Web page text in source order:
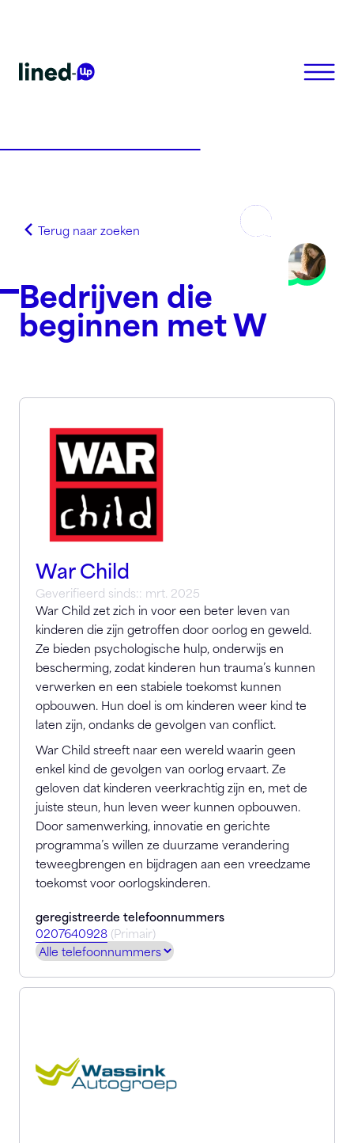
Terug naar zoeken
Bedrijven die
beginnen met W
War Child
Geverifieerd sinds:: mrt. 2025
War Child zet zich in voor een beter leven van
kinderen die zijn getroffen door oorlog en geweld.
Ze bieden psychologische hulp, onderwijs en
bescherming, zodat kinderen hun trauma’s kunnen
verwerken en een stabiele toekomst kunnen
opbouwen. Hun doel is om kinderen weer kind te
laten zijn, ondanks de gevolgen van conflict.
War Child streeft naar een wereld waarin geen
enkel kind de gevolgen van oorlog ervaart. Ze
geloven dat kinderen veerkrachtig zijn en, met de
juiste steun, hun leven weer kunnen opbouwen.
Door samenwerking, innovatie en gerichte
programma’s willen ze duurzame verandering
teweegbrengen en bijdragen aan een vreedzame
toekomst voor oorlogskinderen.
geregistreerde telefoonnummers
0207640928 (Primair)
Zoek op netnummer
Stel je vragen
Registreren